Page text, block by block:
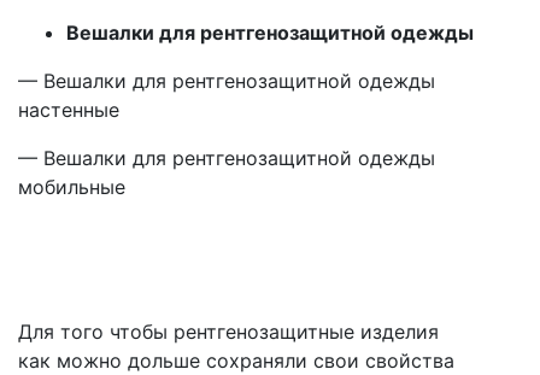
Вешалки для рентгенозащитной одежды
— Вешалки для рентгенозащитной одежды
настенные
— Вешалки для рентгенозащитной одежды
мобильные
Для того чтобы рентгенозащитные изделия
как можно дольше сохраняли свои свойства